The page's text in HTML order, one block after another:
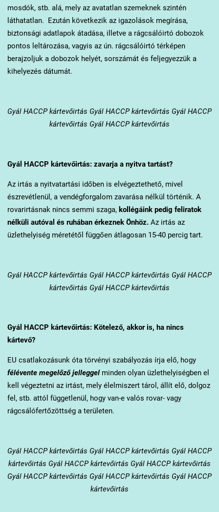
mosdók, stb. alá, mely az avatatlan szemeknek szintén
láthatatlan. Ezután következik az igazolások megírása,
biztonsági adatlapok átadása, illetve a rágcsálóirtó dobozok
pontos leltározása, vagyis az ún. rágcsálóirtó térképen
berajzoljuk a dobozok helyét, sorszámát és feljegyezzük a
kihelyezés dátumát.
Gyál HACCP kártevőirtás Gyál HACCP kártevőirtás Gyál HACCP
kártevőirtás Gyál HACCP kártevőirtás
Gyál HACCP kártevőirtás: zavarja a nyitva tartást?
Az irtás a nyitvatartási időben is elvégeztethető, mivel
észrevétlenül, a vendégforgalom zavarása nélkül történik. A
rovarirtásnak nincs semmi szaga, kollégáink pedig feliratok
nélküli autóval és ruhában érkeznek Önhöz. Az irtás az
üzlethelyiség méretétől függően átlagosan 15-40 percig tart.
Gyál HACCP kártevőirtás Gyál HACCP kártevőirtás Gyál HACCP
kártevőirtás Gyál HACCP kártevőirtás
Gyál
HACCP kártevőirtás: Kötelező, akkor is, ha nincs
kártevő?
EU csatlakozásunk óta törvényi szabályozás írja elő, hogy
félévente megelőző jelleggelminden olyan üzlethelyiségben el
kell végeztetni az irtást, mely élelmiszert tárol, állít elő, dolgoz
fel, stb. attól függetlenül, hogy van-e valós rovar- vagy
rágcsálófertőzöttség a területen.
Gyál HACCP kártevőirtás Gyál HACCP kártevőirtás Gyál HACCP
kártevőirtás Gyál HACCP kártevőirtás Gyál HACCP kártevőirtás
Gyál HACCP kártevőirtás Gyál HACCP kártevőirtás Gyál HACCP
kártevőirtás